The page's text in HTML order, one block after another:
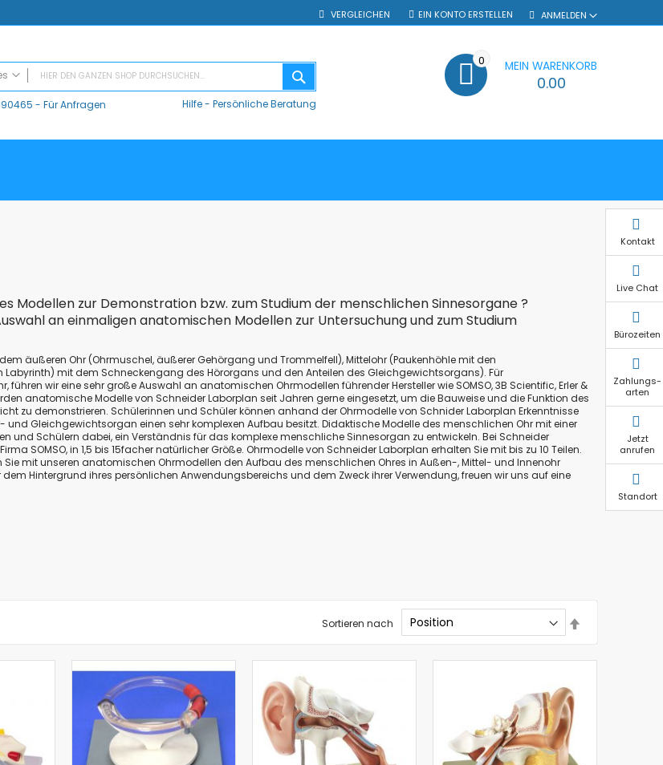
VERGLEICHEN ANMELDEN
EIN KONTO ERSTELLEN
/ Interfaces und Software
Sensor
- Für Anfragen Hilfe- Persönliche Beratung
MEIN WARENKORB
0.00
0
Modellen zur Demonstration bzw. zum Studium der menschlichen Sinnesorgane ?
an einmaligen anatomischen Modellen zur Untersuchung und zum Studium
äußeren Ohr (Ohrmuschel, äußerer Gehörgang und Trommelfell), Mittelohr (Paukenhöhle mit den
mit dem Schneckengang des Hörorgans und den Anteilen des Gleichgewichtsorgans). Für
führen wireine sehr große Auswahl an anatomischen Ohrmodellen führender Hersteller wie SOMSO, 3B Scientific, Erler &
anatomische Modelle von Schneider Laborplan seit Jahren gerne eingesetzt, um die Bauweise und die Funktion des
zu demonstrieren. Schülerinnen und Schüler können anhand der Ohrmodelle von Schnider Laborplan Erkenntnisse
Gleichgewichtsorgan einen sehr komplexen Aufbau besitzt. Didaktische Modelle des menschlichen Ohr mit einer
und Schülern dabei, ein Verständnis für das komplexe menschliche Sinnesorgan zu entwickeln. Bei Schneider
SOMSO, in 1,5 bis 15facher natürlicher Größe. Ohrmodelle von Schneider Laborplan erhalten Sie mit bis zu 10 Teilen.
mit unseren anatomischen Ohrmodellen den Aufbau des menschlichen Ohres in Außen-, Mittel- und Innenohr
Hintergrund ihres persönlichen Anwendungsbereichs und dem Zweck ihrer Verwendung, freuen wir uns auf eine
Sortieren nach
Reihenfolge
Kontakt
Live Chat
Bürozeiten
Zahlungs-
arten
Jetzt
anrufen
Standort